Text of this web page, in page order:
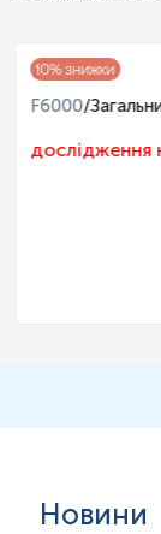
10% знижки
F6000/
дослідження
Новини